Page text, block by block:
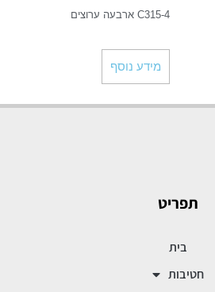
C315-4 ארבעה ערוצים
מידע נוסף
תפריט
בית
חטיבות